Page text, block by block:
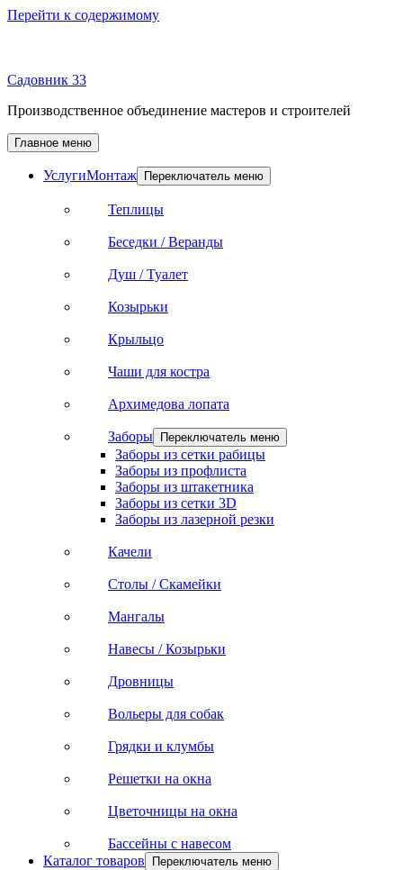
Перейти к содержимому
Садовник 33
Производственное объединение мастеров и строителей
Главное меню
УслугиМонтаж Переключатель меню
Теплицы
Беседки / Веранды
Душ / Туалет
Козырьки
Крыльцо
Чаши для костра
Архимедова лопата
Заборы Переключатель меню
Заборы из сетки рабицы
Заборы из профлиста
Заборы из штакетника
Заборы из сетки 3D
Заборы из лазерной резки
Качели
Столы / Скамейки
Мангалы
Навесы / Козырьки
Дровницы
Вольеры для собак
Грядки и клумбы
Решетки на окна
Цветочницы на окна
Бассейны с навесом
Каталог товаров
Переключатель меню